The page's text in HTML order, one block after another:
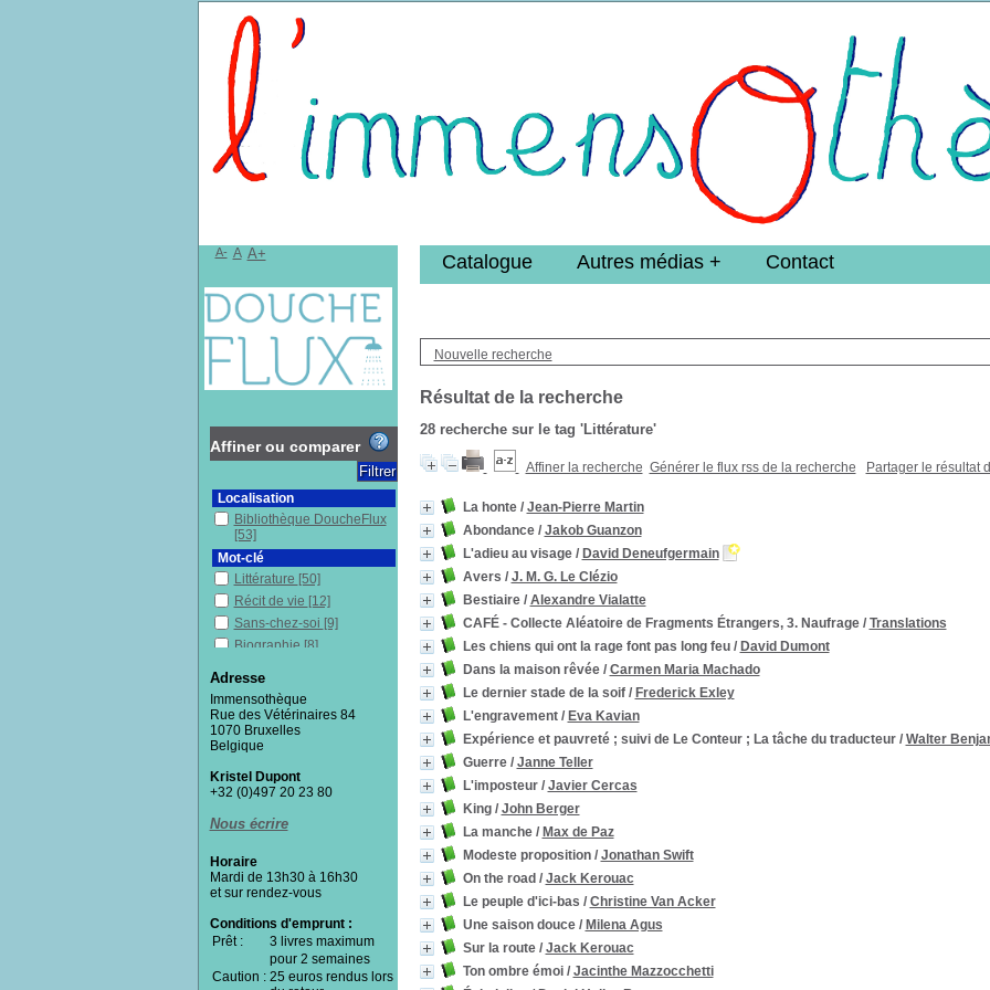
Nouvelle recherche
Résultat de la recherche
28recherche sur le tag 'Littérature'
Affiner la recherche Générer le flux rss de la recherche Partager le résultat
La honte/ Jean-Pierre Martin
Abondance/ Jakob Guanzon
L'adieu au visage/ David Deneufgermain
Avers / J. M. G. Le Clézio
Bestiaire/ Alexandre Vialatte
CAFÉ - Collecte Aléatoire de Fragments Étrangers, 3. Naufrage/ Translations
Les chiens qui ont la rage font pas long feu/ David Dumont
Dans la maison rêvée/ Carmen Maria Machado
Le dernier stade de la soif/ Frederick Exley
L'engravement/ Eva Kavian
Expérience et pauvreté ; suivi de Le Conteur ; La tâche du traducteur/ Walter
Guerre/ Janne Teller
L'imposteur/ Javier Cercas
King/ John Berger
La manche/ Max de Paz
Modeste proposition/ Jonathan Swift
On the road / Jack Kerouac
Le peuple d'ici-bas / Christine Van Acker
Une saison douce/ Milena Agus
Sur la route/ Jack Kerouac
Ton ombre émoi/ Jacinthe Mazzocchetti
Catalogue Autres médias Contact
A- A A+
Affiner ou comparer
Localisation
Bibliothèque DoucheFlux
[53]
Mot-clé
Littérature [50]
Récit de vie [12]
Sans-chez-soi [9]
Biographie [8]
[7]
Pauvreté[7]
Philosophie
Poésie
Art [5]
Mots[5]
Marginaux
Recueil
Conditions de vie[4]
Nouvelles [3]
Enfance[3]
Vulnérabilité(s)[3]
Démocratie[3]
Adresse
Immensothèque
Rue des Vétérinaires 84
1070 Bruxelles
Belgique
Kristel Dupont
+32 (0)497 20 23 80
Nous écrire
Horaire
Mardi de 13h30 à 16h30
et sur rendez-vous
Conditions d'emprunt :
Prêt :
3 livres maximum
pour 2 semaines
Caution : 25 euros rendus lors